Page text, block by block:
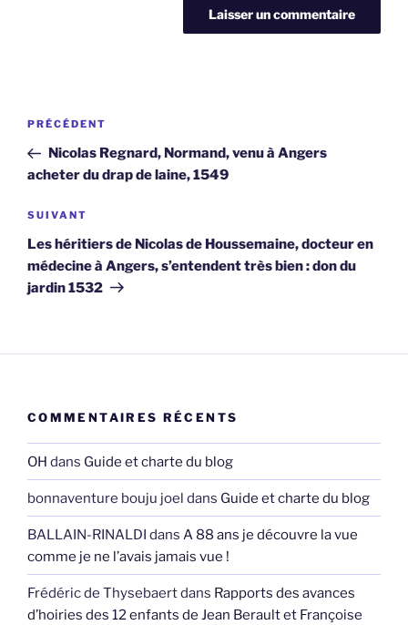
Navigation
l’article
Article
précédent
PRÉCÉDENT
Nicolas Regnard, Normand, venu à Angers
acheter du drap de laine, 1549
Article
suivant
SUIVANT
Les héritiers de Nicolas de Houssemaine, docteur en
médecine à Angers, s’entendent très bien : don du
jardin 1532
COMMENTAIRES RÉCENTS
OH dans Guide et charte du blog
bonnaventure bouju joel dans Guide et charte du blog
BALLAIN-RINALDI dans A 88 ans je découvre la vue
comme je ne l’avais jamais vue !
Frédéric de Thysebaertdans Rapports des avances
d’hoiries des 12 enfants de Jean Berault et Françoise